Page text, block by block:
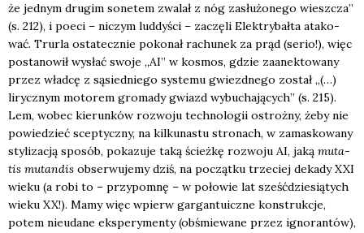
że jed­nym dru­gim sone­tem zwa­lał z nóg zasłu­żo­ne­go wiesz­cza”
(s. 212), i poeci – niczym lud­dy­ści – zaczę­li Elek­try­bał­ta ata­ko­
wać. Trur­la osta­tecz­nie poko­nał rachu­nek za prąd (serio!), więc
posta­no­wił wysłać swo­je „AI” w kosmos, gdzie zaanek­to­wa­ny
przez wład­cę z sąsied­nie­go sys­te­mu gwiezd­ne­go został „(…)
lirycz­nym moto­rem gro­ma­dy gwiazd wybu­cha­ją­cych” (s. 215).
Lem, wobec kie­run­ków roz­wo­ju tech­no­lo­gii ostroż­ny, żeby nie
powie­dzieć scep­tycz­ny, na kil­ku­na­stu stro­nach, w zama­sko­wa­ny
sty­li­za­cją spo­sób, poka­zu­je taką ścież­kę roz­wo­ju AI, jaką muta­
tis mutan­dis obser­wu­je­my dziś, na począt­ku trze­ciej deka­dy XXI
wie­ku (a robi to – przy­po­mnę – w poło­wie lat sześć­dzie­sią­tych
wie­ku XX!). Mamy więc wpierw gar­gan­tu­icz­ne kon­struk­cje,
potem nie­uda­ne eks­pe­ry­men­ty (obśmie­wa­ne przez igno­ran­tów),